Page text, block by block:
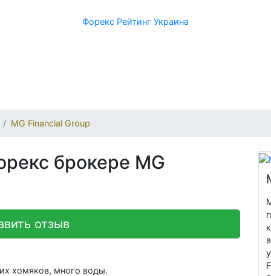
Форекс Рейтинг Украина
MG Financial Group
брокере MG
отзыв
хомяков, много воды.